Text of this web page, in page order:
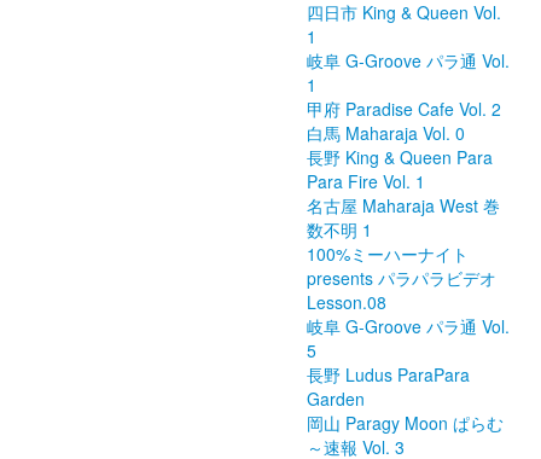
四日市 King & Queen Vol.
1
岐阜 G-Groove パラ通 Vol.
1
甲府 Paradise Cafe Vol. 2
白馬 Maharaja Vol. 0
長野 King & Queen Para
Para Fire Vol. 1
名古屋 Maharaja West 巻
数不明 1
100%ミーハーナイト
presents パラパラビデオ
Lesson.08
岐阜 G-Groove パラ通 Vol.
5
長野 Ludus ParaPara
Garden
岡山 Paragy Moon ぱらむ
～速報 Vol. 3